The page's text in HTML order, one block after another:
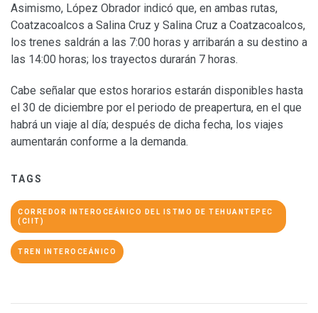
Asimismo, López Obrador indicó que, en ambas rutas,
Coatzacoalcos a Salina Cruz y Salina Cruz a Coatzacoalcos,
los trenes saldrán a las 7:00 horas y arribarán a su destino a
las 14:00 horas; los trayectos durarán 7 horas.
Cabe señalar que estos horarios estarán disponibles hasta
el 30 de diciembre por el periodo de preapertura, en el que
habrá un viaje al día; después de dicha fecha, los viajes
aumentarán conforme a la demanda.
TAGS
CORREDOR INTEROCEÁNICO DEL ISTMO DE TEHUANTEPEC
(CIIT)
TREN INTEROCEÁNICO